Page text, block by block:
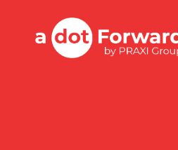
contentA Dot Forward